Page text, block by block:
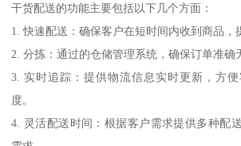
干货配送的功能主要包括以下几个方面：
1. 快速配送：确保客户在短时间内收到商品，
2. 分拣：通过的仓储管理系统，确保订单准确
3. 实时追踪：提供物流信息实时更新，方
度。
4. 灵活配送时间：根据客户需求提供多种配